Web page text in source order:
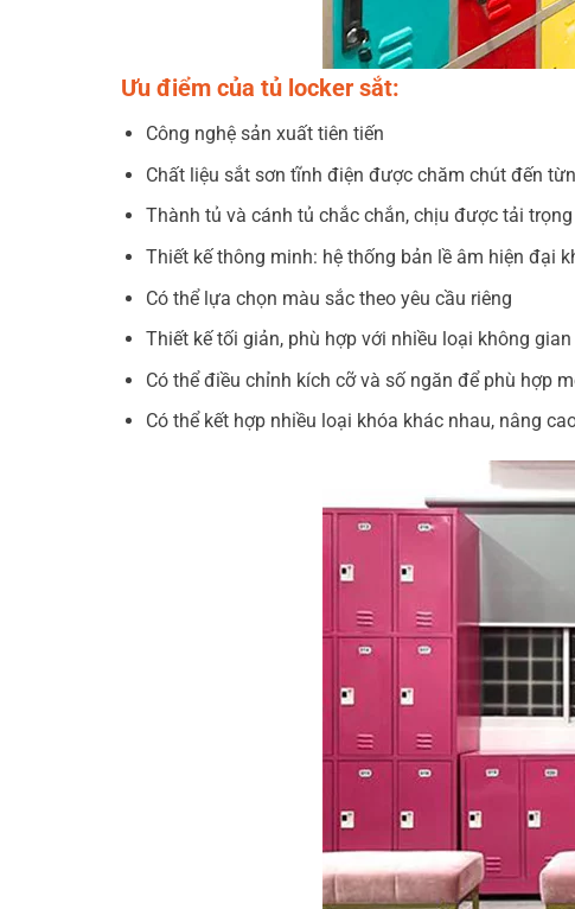
Ưu điểm của tủ locker sắt:
Công nghệ sản xuất tiên tiến
Chất liệu sắt sơn tĩnh điện được chăm chút đến
Thành tủ và cánh tủ chắc chắn, chịu được tải
Thiết kế thông minh: hệ thống bản lề âm hiện đại
Có thể lựa chọn màu sắc theo yêu cầu riêng
Thiết kế tối giản, phù hợp với nhiều loại không gian
Có thể điều chỉnh kích cỡ và số ngăn để phù hợp
Có thể kết hợp nhiều loại khóa khác nhau, nâng